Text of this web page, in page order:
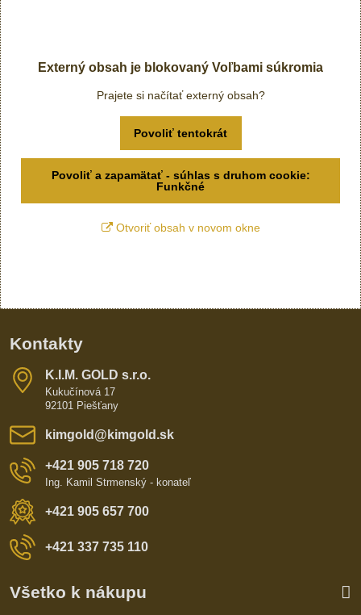
Externý obsah je blokovaný Voľbami súkromia
Prajete si načítať externý obsah?
Povoliť tentokrát
Povoliť a zapamätať - súhlas s druhom cookie:
Funkčné
Otvoriť obsah v novom okne
Kontakty
K​​.I​​.M​​. GOLD s​​.r​​.o​​.
Kukučínová 17
92101 Piešťany
kimgold​@kimgold​.sk
+421 905 718 720
Ing. Kamil Strmenský - konateľ
+421 905 657 700
+421 337 735 110
Všetko k nákupu